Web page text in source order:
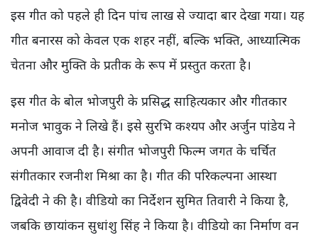
इस गीत को पहले ही दिन पांच लाख से ज्यादा बार देखा गया। यह
गीत बनारस को केवल एक शहर नहीं, बल्कि भक्ति, आध्यात्मिक
चेतना और मुक्ति के प्रतीक के रूप में प्रस्तुत करता है।
इस गीत के बोल भोजपुरी के प्रसिद्ध साहित्यकार और गीतकार
मनोज भावुक ने लिखे हैं। इसे सुरभि कश्यप और अर्जुन पांडेय ने
अपनी आवाज दी है। संगीत भोजपुरी फिल्म जगत के चर्चित
संगीतकार रजनीश मिश्रा का है। गीत की परिकल्पना आस्था
द्विवेदी ने की है। वीडियो का निर्देशन सुमित तिवारी ने किया है,
जबकि छायांकन सुधांशु सिंह ने किया है। वीडियो का निर्माण वन